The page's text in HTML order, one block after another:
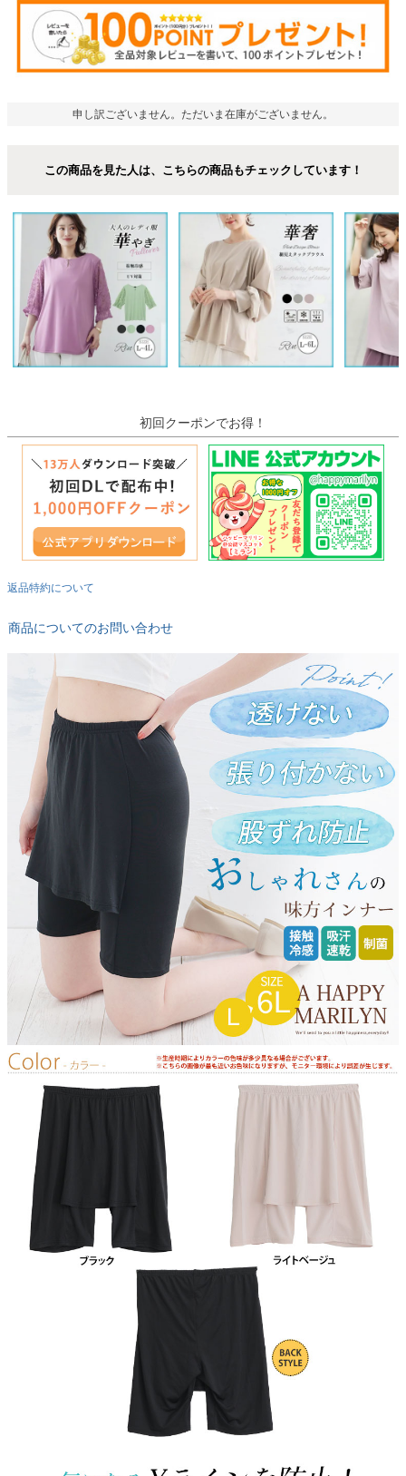
申し訳ございません。ただいま在庫がございません。
この商品を見た人は、こちらの商品もチェックしています！
初回クーポンでお得！
返品特約について
商品についてのお問い合わせ